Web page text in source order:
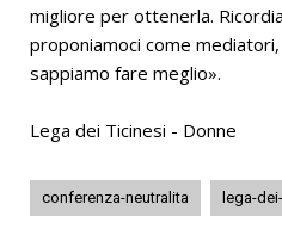
migliore per ottenerla.
proponiamoci come mediatori,
sappiamo fare meglio».
Lega dei Ticinesi - Donne
conferenza-neutralita lega-